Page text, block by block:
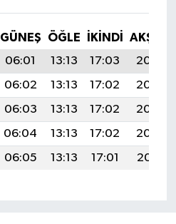
GÜNEŞ ÖĞLE İKINDI
AKŞAM
06:01 13:13 17:03
20:16
06:02 13:13 17:02
20:15
06:03 13:13 17:02
20:13
06:04 13:13 17:02
20:12
06:05 13:13 17:01 20:11